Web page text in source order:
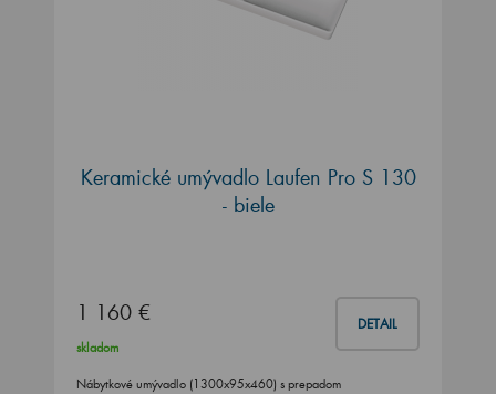
Keramické umývadlo Laufen Pro S 130
- biele
1 160 € DETAIL
skladom
Nábytkové umývadlo (1300x95x460) s prepadom